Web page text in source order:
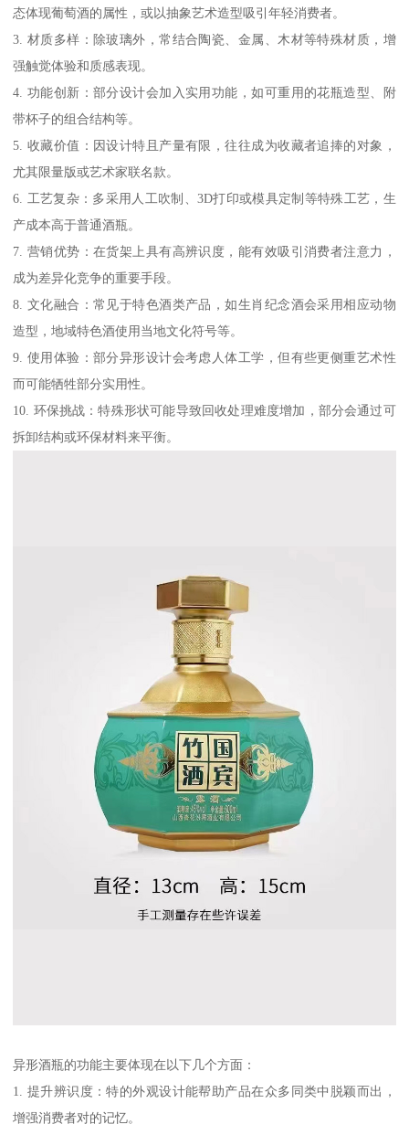
态体现葡萄酒的属性，或以抽象艺术造型吸引年轻消费者。
3. 材质多样：除玻璃外，常结合陶瓷、金属、木材等特殊材质，增
强触觉体验和质感表现。
4. 功能创新：部分设计会加入实用功能，如可重用的花瓶造型、附
带杯子的组合结构等。
5. 收藏价值：因设计特且产量有限，往往成为收藏者追捧的对象，
尤其限量版或艺术家联名款。
6. 工艺复杂：多采用人工吹制、3D打印或模具定制等特殊工艺，生
产成本高于普通酒瓶。
7. 营销优势：在货架上具有高辨识度，能有效吸引消费者注意力，
成为差异化竞争的重要手段。
8. 文化融合：常见于特色酒类产品，如生肖纪念酒会采用相应动物
造型，地域特色酒使用当地文化符号等。
9. 使用体验：部分异形设计会考虑人体工学，但有些更侧重艺术性
而可能牺牲部分实用性。
10. 环保挑战：特殊形状可能导致回收处理难度增加，部分会通过可
拆卸结构或环保材料来平衡。
异形酒瓶的功能主要体现在以下几个方面：
1. 提升辨识度：特的外观设计能帮助产品在众多同类中脱颖而出，
增强消费者对的记忆。